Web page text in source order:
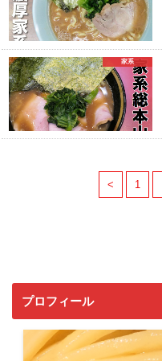
家系
< 1
プロフィール